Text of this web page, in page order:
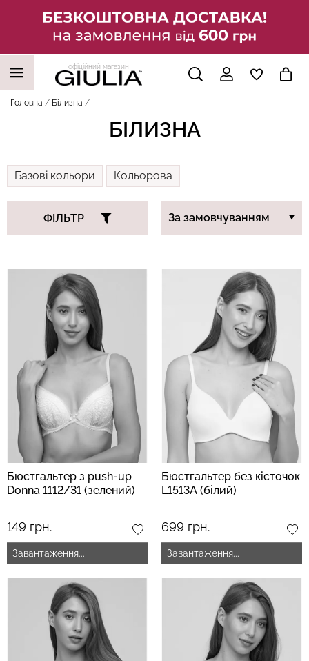
офіційний магазин
Головна Білизна
БІЛИЗНА
Базові кольори Кольорова
ФІЛЬТР
Бюстгальтер з push-up
Donna 1112/31 (зелений)
149 грн.
Завантаження...
Бюстгальтер без кісточок
L1513A (білий)
699 грн.
Завантаження...
НАШІ ТРЕНДОВІ ТОВАРИ
Безшовні легінси з
мікрофібри LEGGINGS 02
(чорний) Giulia
552 грн. 789 грн.
Велосипедки з високою
талією TRACKS 01
(чорний) Giulia
384 грн.
549 грн.